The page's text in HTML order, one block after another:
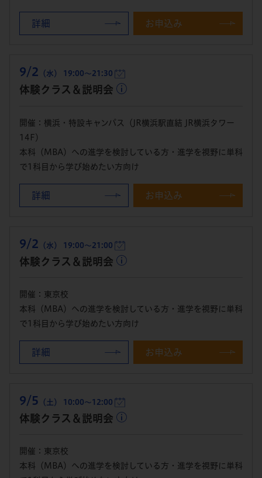
詳細 お申込み
9/2 （水） 19:00～21:30
体験クラス＆説明会
開催：横浜・特設キャンパス（JR横浜駅直結 JR横浜タワー
14F）
本科（MBA）への進学を検討している方・進学を視野に単科
で1科目から学び始めたい方向け
詳細 お申込み
9/2 （水） 19:00～21:00
体験クラス＆説明会
開催：東京校
本科（MBA）への進学を検討している方・進学を視野に単科
で1科目から学び始めたい方向け
詳細 お申込み
9/5 （土） 10:00～12:00
体験クラス＆説明会
開催：東京校
本科（MBA）への進学を検討している方・進学を視野に単科